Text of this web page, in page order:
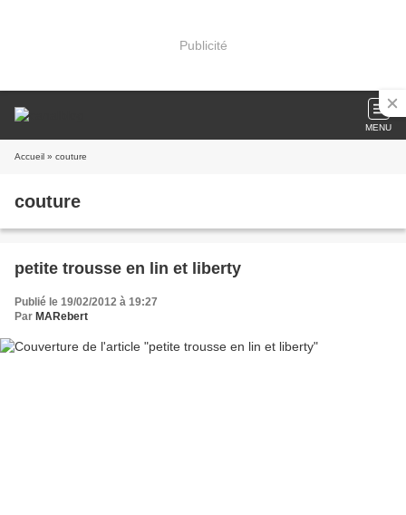
Publicité
MENU
Accueil » couture
couture
petite trousse en lin et liberty
Publié le 19/02/2012 à 19:27
Par MARebert